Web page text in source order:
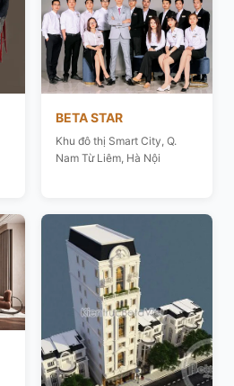
BETA STAR
Khu đô thị Smart City, Q.
Nam Từ Liêm, Hà Nội